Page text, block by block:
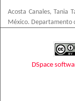
Acosta Canales, Tania
México. Departamento
DSpace